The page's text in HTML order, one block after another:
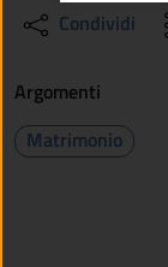
Condividi
Argomenti
Matrimonio